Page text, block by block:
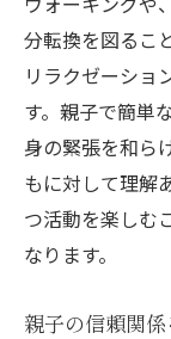
分転換を図るこ
リラクゼーショ
す。親子で簡単
身の緊張を和ら
もに対して理解
つ活動を楽しむ
なります。
親子の信頼関